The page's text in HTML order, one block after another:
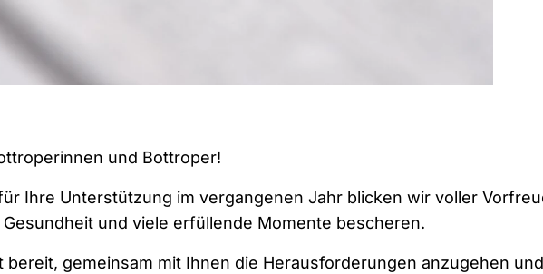
und Bottroper!
Ihre Unterstützung im vergangenen Jahr blicken wir voller
und viele erfüllende Momente bescheren.
bereit, gemeinsam mit Ihnen die Herausforderungen anzugehen